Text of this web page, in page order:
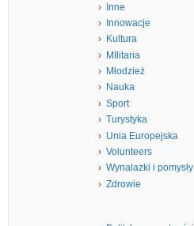
Inne
Innowacje
Kultura
MIlitaria
Młodzież
Nauka
Sport
Turystyka
Unia Europejska
Volunteers
Wynalazki i pomysły
Zdrowie